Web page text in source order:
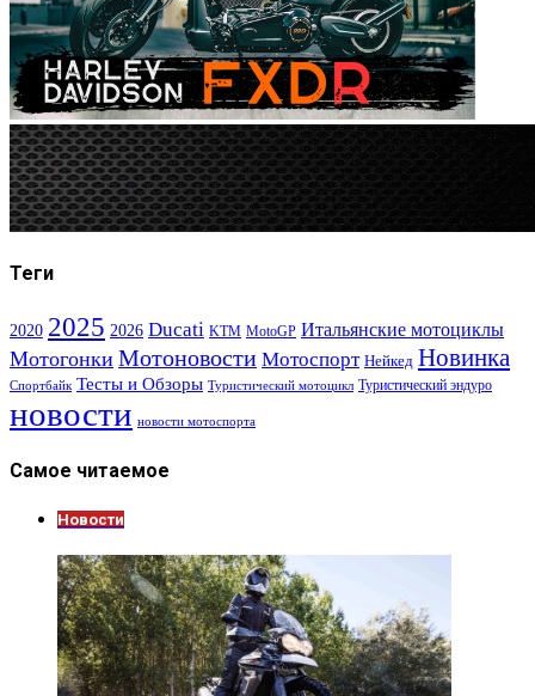
Теги
2020 2025 2026 Ducati KTM MotoGP Итальянские мотоциклы
Мотогонки Мотоновости Мотоспорт Нейкед Новинка
Спортбайк Тесты и Обзоры Туристический мотоцикл Туристический эндуро
новости новости мотоспорта
Самое читаемое
Новости